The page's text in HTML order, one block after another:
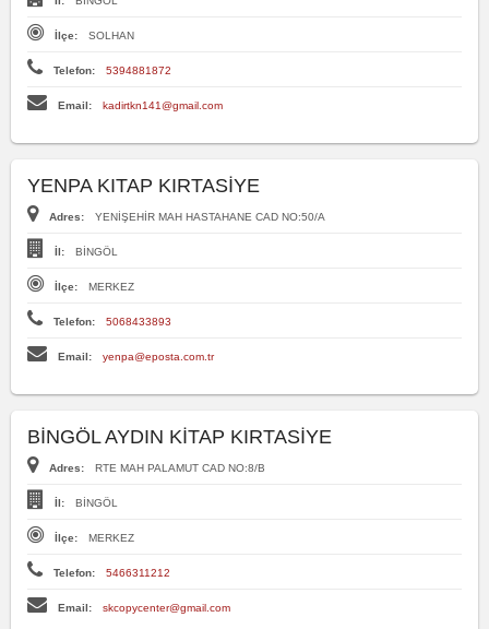
İlçe: SOLHAN
Telefon: 5394881872
Email: kadirtkn141@gmail.com
YENPA KITAP KIRTASİYE
Adres: YENİŞEHİR MAH HASTAHANE CAD NO:50/A
İl: BİNGÖL
İlçe: MERKEZ
Telefon: 5068433893
Email: yenpa@eposta.com.tr
BİNGÖL AYDIN KİTAP KIRTASİYE
Adres: RTE MAH PALAMUT CAD NO:8/B
İl: BİNGÖL
İlçe: MERKEZ
Telefon: 5466311212
Email: skcopycenter@gmail.com